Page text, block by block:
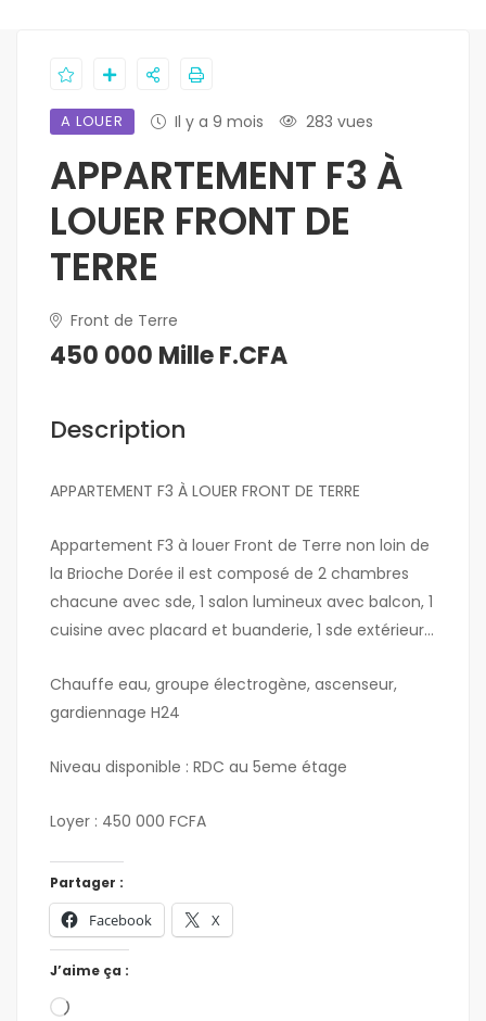
A LOUER Il y a 9 mois 283 vues
APPARTEMENT F3 À
LOUER FRONT DE
TERRE
Front de Terre
450 000 Mille F.CFA
Description
APPARTEMENT F3 À LOUER FRONT DE TERRE
Appartement F3 à louer Front de Terre non loin de
la Brioche Dorée il est composé de 2 chambres
chacune avec sde, 1 salon lumineux avec balcon, 1
cuisine avec placard et buanderie, 1 sde extérieur…
Chauffe eau, groupe électrogène, ascenseur,
gardiennage H24
Niveau disponible : RDC au 5eme étage
Loyer : 450 000 FCFA
Partager :
Facebook X
J’aime ça :